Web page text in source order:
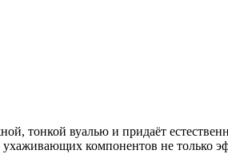
тонкой вуалью и придаёт
компонентов не только